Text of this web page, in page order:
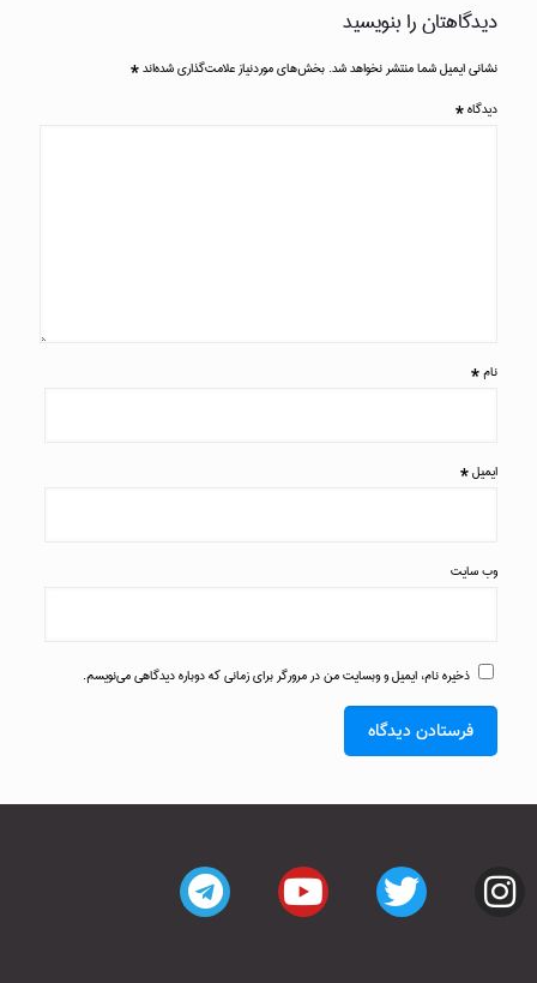
دیدگاهتان را بنویسید
نشانی ایمیل شما منتشر نخواهد شد. بخش‌های موردنیاز علامت‌گذاری شده‌اند*
دیدگاه*
نام*
ایمیل*
وب‌ سایت
ذخیره نام، ایمیل و وبسایت من در مرورگر برای زمانی که دوباره دیدگاهی می‌نویسم.